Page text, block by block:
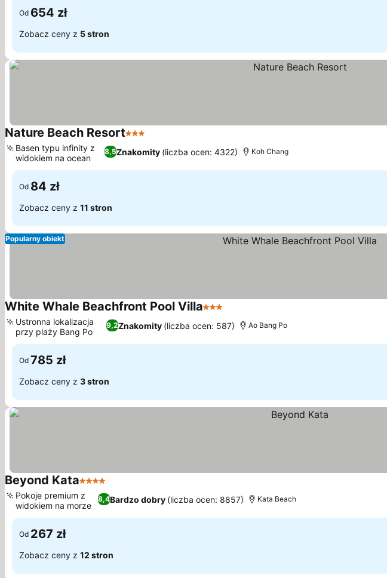
Od 654 zł
Zobacz ceny z 5 stron
Nature Beach Resort3 Kategoria
8,5Znakomity (liczba ocen: 4322)
Basen typu infinity z
widokiem na ocean
Koh Chang
Od 84 zł
Zobacz ceny z 11 stron
Popularny obiekt
White Whale Beachfront Pool Villa3 Kategoria
9,2Znakomity (liczba ocen: 587)
Ustronna lokalizacja
przy plaży Bang Po
Ao Bang Po
Od 785 zł
Zobacz ceny z 3 stron
Beyond Kata4 Kategoria
8,4Bardzo dobry (liczba ocen: 8857)
Pokoje premium z
widokiem na morze
Kata Beach
Od 267 zł
Zobacz ceny z 12 stron